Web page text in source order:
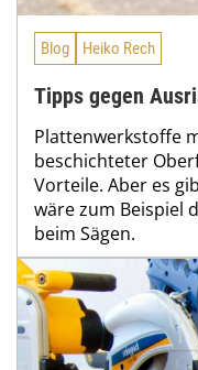
Blog Heiko Rech
Tipps gegen
Plattenwerkstoffe
beschichteter
Vorteile. Aber es
wäre zum Beispiel
beim Sägen.